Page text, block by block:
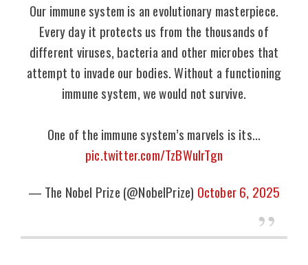
Our immune system is an evolutionary masterpiece.
Every day it protects us from the thousands of
different viruses, bacteria and other microbes that
attempt to invade our bodies. Without a functioning
immune system, we would not survive.
One of the immune system’s marvels is its…
pic.twitter.com/TzBWuIrTgn
— The Nobel Prize (@NobelPrize) October 6, 2025